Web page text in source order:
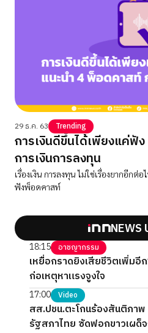
29 ธ.ค. 63 Trending
การเงินดีขึ้นได้เพียงแค่ฟั
การเงินการลงทุน
เรื่องเงิน การลงทุน ไม่ใช่เรื่องยากอีกต่
ฟังพ็อดคาสท์
NEWS
18:15 อาชญากรรม
เหยื่อกราดยิงเสียชีวิตเพิ่ม
ก่อเหตุหาแรงจูงใจ
17:00 Video
สส.ปชน.ตะโกนร้องสันติภา
รัฐสภาไทย ซัดฟอกขาวเผด็